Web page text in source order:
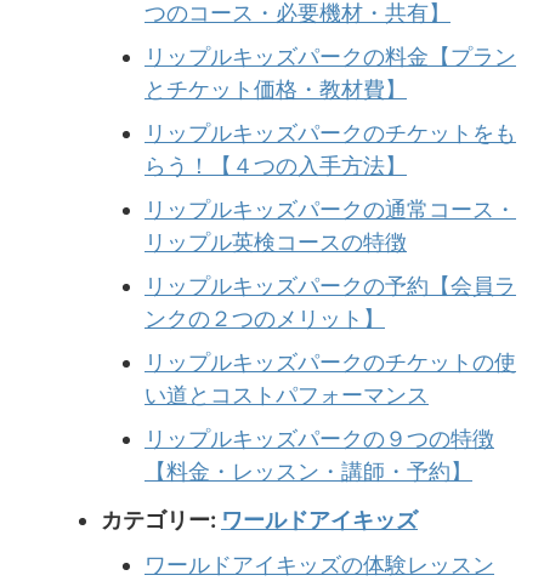
つのコース・必要機材・共有】
リップルキッズパークの料金【プラン
とチケット価格・教材費】
リップルキッズパークのチケットをも
らう！【４つの入手方法】
リップルキッズパークの通常コース・
リップル英検コースの特徴
リップルキッズパークの予約【会員ラ
ンクの２つのメリット】
リップルキッズパークのチケットの使
い道とコストパフォーマンス
リップルキッズパークの９つの特徴
【料金・レッスン・講師・予約】
カテゴリー: ワールドアイキッズ
ワールドアイキッズの体験レッスン